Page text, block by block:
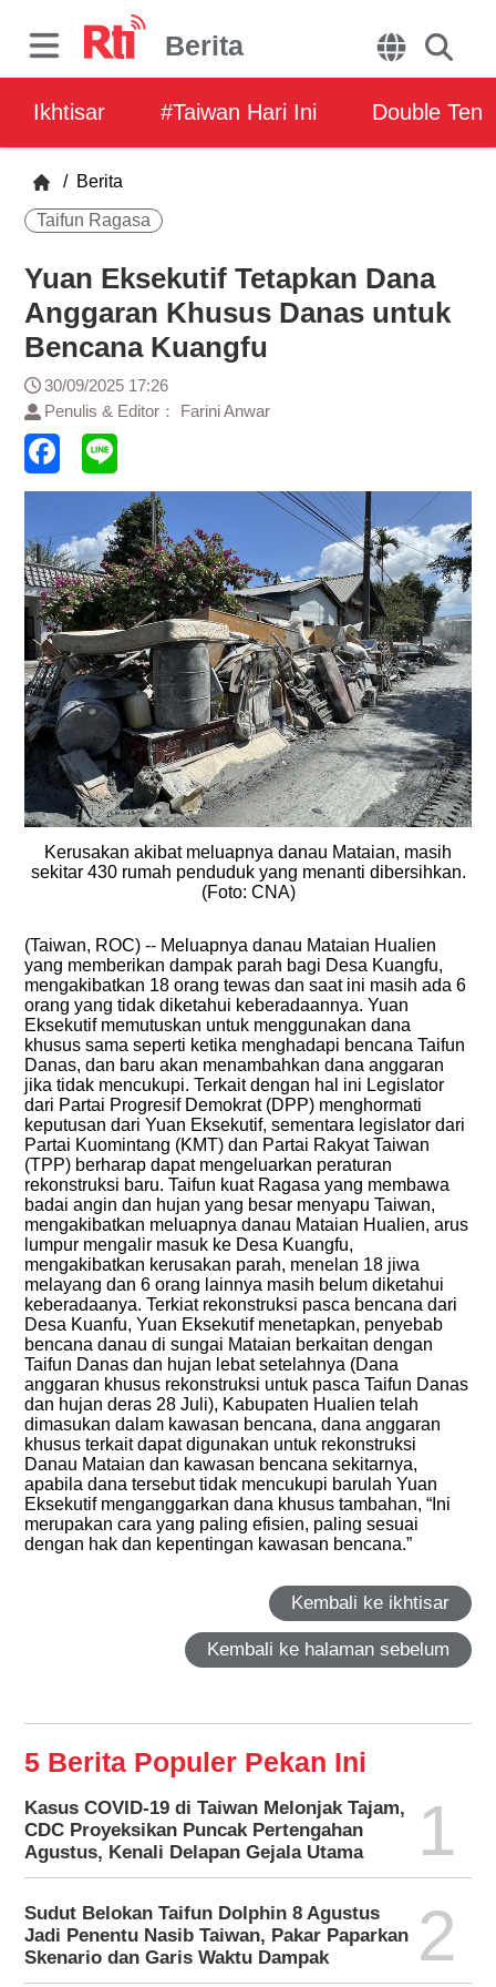
Berita
Ikhtisar #Taiwan Hari Ini Double Ten
/ Berita
Taifun Ragasa
Yuan Eksekutif Tetapkan Dana
Anggaran Khusus Danas untuk
Bencana Kuangfu
30/09/2025 17:26
Penulis & Editor： Farini Anwar
Kerusakan akibat meluapnya danau Mataian, masih
sekitar 430 rumah penduduk yang menanti dibersihkan.
(Foto: CNA)
(Taiwan, ROC) -- Meluapnya danau Mataian Hualien
yang memberikan dampak parah bagi Desa Kuangfu,
mengakibatkan 18 orang tewas dan saat ini masih ada 6
orang yang tidak diketahui keberadaannya. Yuan
Eksekutif memutuskan untuk menggunakan dana
khusus sama seperti ketika menghadapi bencana Taifun
Danas, dan baru akan menambahkan dana anggaran
jika tidak mencukupi. Terkait dengan hal ini Legislator
dari Partai Progresif Demokrat (DPP) menghormati
keputusan dari Yuan Eksekutif, sementara legislator dari
Partai Kuomintang (KMT) dan Partai Rakyat Taiwan
(TPP) berharap dapat mengeluarkan peraturan
rekonstruksi baru. Taifun kuat Ragasa yang membawa
badai angin dan hujan yang besar menyapu Taiwan,
mengakibatkan meluapnya danau Mataian Hualien, arus
lumpur mengalir masuk ke Desa Kuangfu,
mengakibatkan kerusakan parah, menelan 18 jiwa
melayang dan 6 orang lainnya masih belum diketahui
keberadaanya. Terkiat rekonstruksi pasca bencana dari
Desa Kuanfu, Yuan Eksekutif menetapkan, penyebab
bencana danau di sungai Mataian berkaitan dengan
Taifun Danas dan hujan lebat setelahnya (Dana
anggaran khusus rekonstruksi untuk pasca Taifun Danas
dan hujan deras 28 Juli), Kabupaten Hualien telah
dimasukan dalam kawasan bencana, dana anggaran
khusus terkait dapat digunakan untuk rekonstruksi
Danau Mataian dan kawasan bencana sekitarnya,
apabila dana tersebut tidak mencukupi barulah Yuan
Eksekutif menganggarkan dana khusus tambahan, “Ini
merupakan cara yang paling efisien, paling sesuai
dengan hak dan kepentingan kawasan bencana.”
Kembali ke ikhtisar
Kembali ke halaman sebelum
5 Berita Populer Pekan Ini
Kasus COVID-19 di Taiwan Melonjak Tajam,
CDC Proyeksikan Puncak Pertengahan
Agustus, Kenali Delapan Gejala Utama
1
Sudut Belokan Taifun Dolphin 8 Agustus
Jadi Penentu Nasib Taiwan, Pakar Paparkan
Skenario dan Garis Waktu Dampak
2